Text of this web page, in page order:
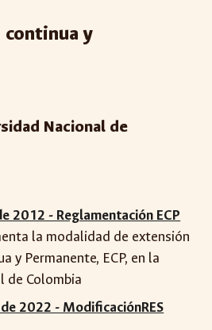
continua y
Nacional de
2012 - Reglamentación ECP
la modalidad de extensión
y Permanente, ECP, en la
de Colombia
2022 - ModificaciónRES